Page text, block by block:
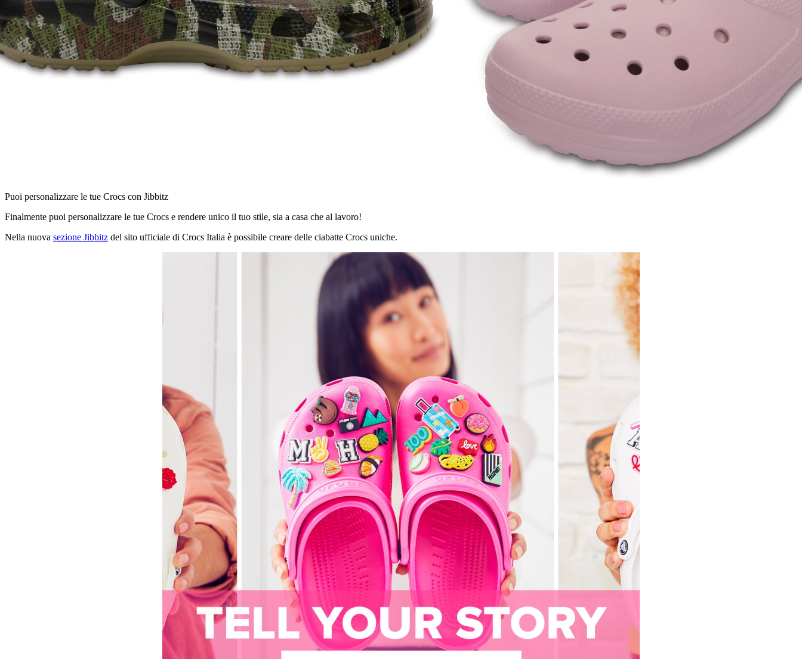
Puoi personalizzare le tue Crocs con Jibbitz
Finalmente puoi personalizzare le tue Crocs e rendere unico il tuo stile, sia a casa che al lavoro!
Nella nuova sezione Jibbitz del sito ufficiale di Crocs Italia è possibile creare delle ciabatte Crocs uniche.